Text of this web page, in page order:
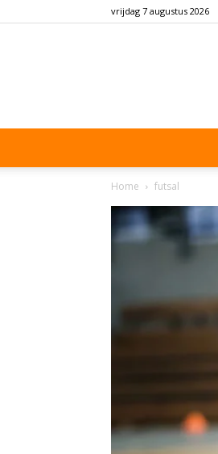
vrijdag 7 augustus 2026
Home futsal